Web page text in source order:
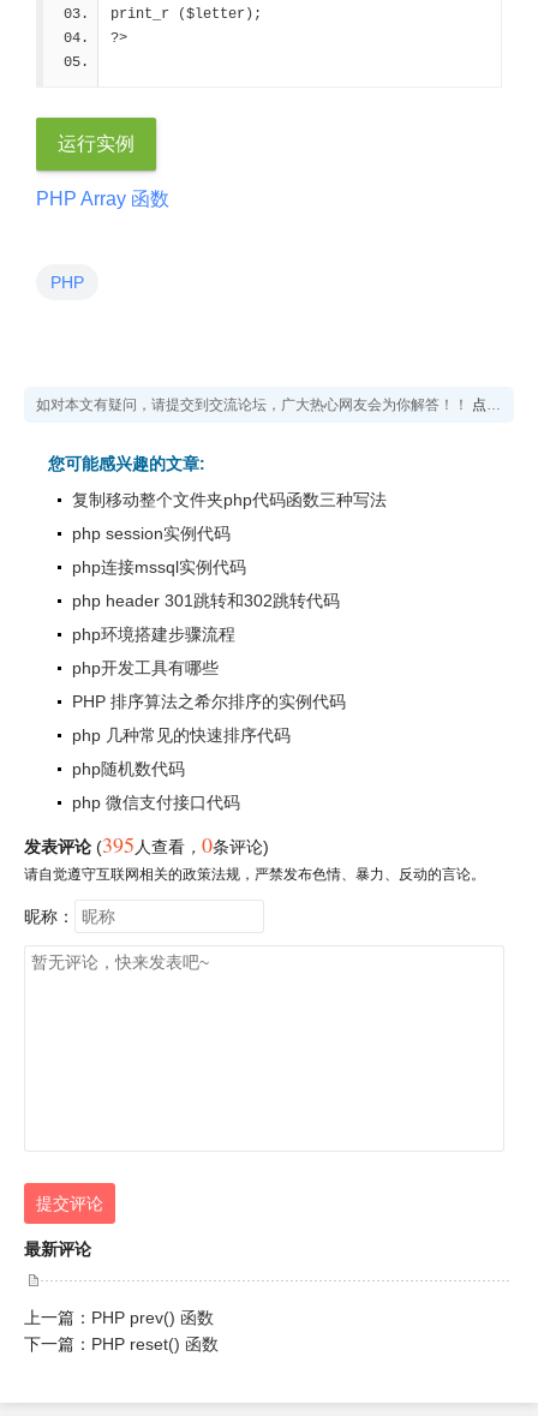
print_r ($letter);
?>
运行实例
PHP Array 函数
PHP
如对本文有疑问，请提交到交流论坛，广大热心网友会为你解答！！ 点击进入论坛
您可能感兴趣的文章:
复制移动整个文件夹php代码函数三种写法
php session实例代码
php连接mssql实例代码
php header 301跳转和302跳转代码
php环境搭建步骤流程
php开发工具有哪些
PHP 排序算法之希尔排序的实例代码
php 几种常见的快速排序代码
php随机数代码
php 微信支付接口代码
发表评论 (395 人查看 ， 0条评论)
请自觉遵守互联网相关的政策法规，严禁发布色情、暴力、反动的言论。
昵称：
提交评论
最新评论
上一篇： PHP prev() 函数
下一篇： PHP reset() 函数